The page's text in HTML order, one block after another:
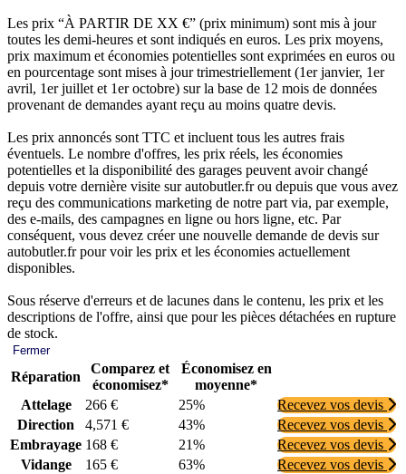
Les prix “À PARTIR DE XX €” (prix minimum) sont mis à jour
toutes les demi-heures et sont indiqués en euros. Les prix moyens,
prix maximum et économies potentielles sont exprimées en euros ou
en pourcentage sont mises à jour trimestriellement (1er janvier, 1er
avril, 1er juillet et 1er octobre) sur la base de 12 mois de données
provenant de demandes ayant reçu au moins quatre devis.
Les prix annoncés sont TTC et incluent tous les autres frais
éventuels. Le nombre d'offres, les prix réels, les économies
potentielles et la disponibilité des garages peuvent avoir changé
depuis votre dernière visite sur autobutler.fr ou depuis que vous avez
reçu des communications marketing de notre part via, par exemple,
des e-mails, des campagnes en ligne ou hors ligne, etc. Par
conséquent, vous devez créer une nouvelle demande de devis sur
autobutler.fr pour voir les prix et les économies actuellement
disponibles.
Sous réserve d'erreurs et de lacunes dans le contenu, les prix et les
descriptions de l'offre, ainsi que pour les pièces détachées en rupture
de stock.
Fermer
Réparation
Comparez et
économisez*
Économisez en
moyenne*
Attelage
266 € 25%
Recevez vos devis
Direction
4,571 € 43%
Recevez vos devis
Embrayage 168 € 21%
Recevez vos devis
Vidange
165 € 63%
Recevez vos devis